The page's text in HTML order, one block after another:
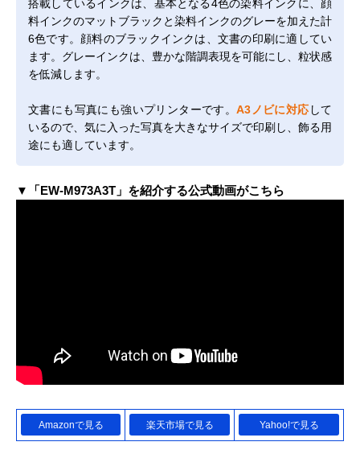
搭載しているインクは、基本となる4色の染料インクに、顔
料インクのマットブラックと染料インクのグレーを加えた計
6色です。顔料のブラックインクは、文書の印刷に適してい
ます。グレーインクは、豊かな階調表現を可能にし、粒状感
を低減します。
文書にも写真にも強いプリンターです。A3ノビに対応 して
いるので、気に入った写真を大きなサイズで印刷し、飾る用
途にも適しています。
▼「EW-M973A3T」を紹介する公式動画がこちら
Amazonで見る 楽天市場で見る Yahoo!で見る